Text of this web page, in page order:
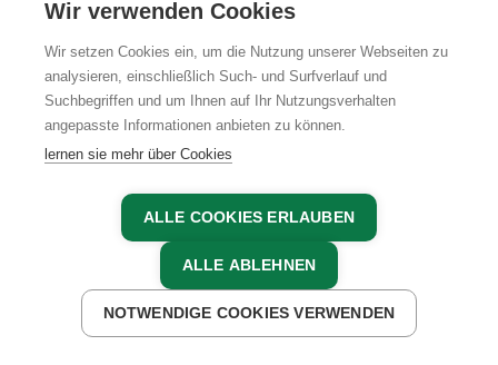
Almhütte
Kleine Heinrichbauerhütte
Rennweg, Katschberg & Lieser-Maltatal, Kärnten
JETZT ANFRAGEN JETZT BUCHEN
Wir verwenden Cookies
Wir setzen Cookies ein, um die Nutzung unserer Webseiten zu
analysieren, einschließlich Such- und Surfverlauf und
Suchbegriffen und um Ihnen auf Ihr Nutzungsverhalten
angepasste Informationen anbieten zu können.
lernen sie mehr über Cookies
ALLE COOKIES ERLAUBEN
ALLE ABLEHNEN
NOTWENDIGE COOKIES VERWENDEN